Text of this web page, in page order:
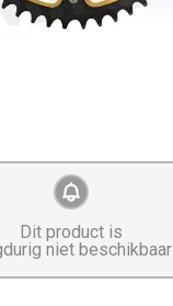
Dit product is
niet beschikbaar